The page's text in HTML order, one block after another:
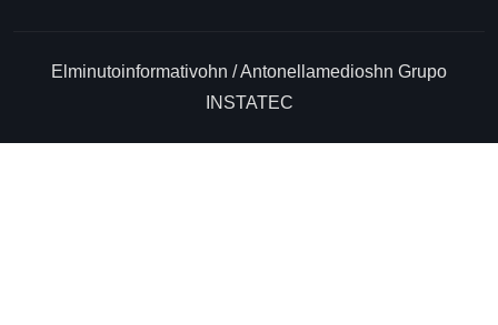
Elminutoinformativohn / Antonellamedioshn Grupo
INSTATEC